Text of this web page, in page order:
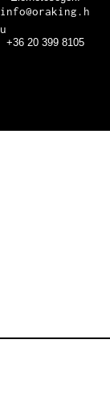
info@oraking.h
u
+36 20 399 8105